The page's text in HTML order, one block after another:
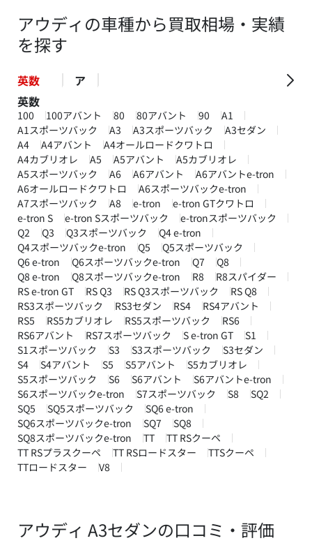
アウディの車種から買取相場・実績
を探す
英数
ア
英数
100 100アバント 80 80アバント 90
A1
A1スポーツバック
A3 A3スポーツバック
A3セダン
A4
A4アバント
A4オールロードクワトロ
A4カブリオレ
A5 A5アバント
A5カブリオレ
A5スポーツバック
A6 A6アバント
A6アバントe-tron
A6オールロードクワトロ
A6スポーツバックe-tron
A7スポーツバック
A8 e-tron
e-tron GTクワトロ
e-tron S
e-tron Sスポーツバック
e-tronスポーツバック
Q2
Q3 Q3スポーツバック
Q4 e-tron
Q4スポーツバックe-tron
Q5
Q5スポーツバック
Q6 e-tron
Q6スポーツバックe-tron Q7
Q8
Q8 e-tron
Q8スポーツバックe-tron R8
R8スパイダー
RS e-tron GT
RS Q3 RS Q3スポーツバック
RS Q8
RS3スポーツバック
RS3セダン RS4
RS4アバント
RS5
RS5カブリオレ RS5スポーツバック
RS6
RS6アバント
RS7スポーツバック S e-tron GT
S1
S1スポーツバック
S3 S3スポーツバック
S3セダン
S4
S4アバント S5 S5アバント
S5カブリオレ
S5スポーツバック
S6 S6アバント
S6アバントe-tron
S6スポーツバックe-tron
S7スポーツバック S8
SQ2
SQ5
SQ5スポーツバック
SQ6 e-tron
SQ6スポーツバックe-tron
SQ7
SQ8
SQ8スポーツバックe-tron
TT
TT RSクーペ
TT RSプラスクーペ
TT RSロードスター
TTSクーペ
TTロードスター
V8
アウディ A3セダンの口コミ・評価